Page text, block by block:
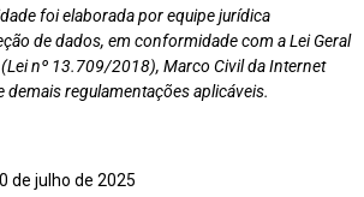
foi elaborada por equipe jurídica
de dados, em conformidade com a Lei Geral
nº 13.709/2018), Marco Civil da Internet
regulamentações aplicáveis.
de julho de 2025